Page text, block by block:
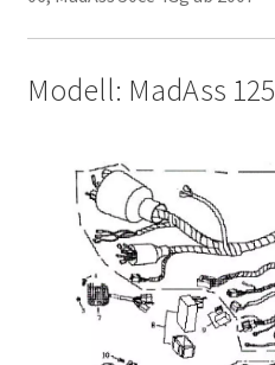
Modell: MadAss 125